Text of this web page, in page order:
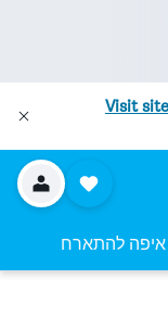
Visit
איפה להתארח